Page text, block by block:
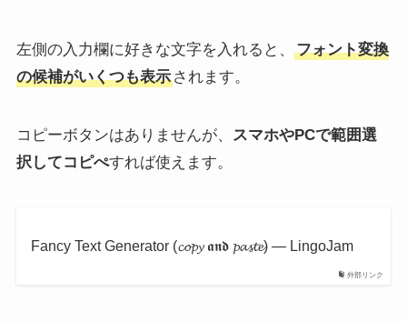
【iOS版】X(Twitter)の広告
の当たり判定が小さくなっ
た！3点リーダーのどこを
X (Twitter)の返信/リプライ
をタイムラインに表示させ
ない方法！スマホ・PC対応
X(Twitter)が見たくないポス
左側の入力欄に好きな文字を入れると、
フォント変換
の候補がいくつも表示されます。
コピーボタンはありませんが、
スマホやPCで範囲選
択してコピぺすれば使えます。
外部リンク
Fancy Text Generator (𝓬𝓸𝓹𝔂 𝖆𝖓𝖉 𝓹𝓪𝓼𝓽𝓮) ― LingoJam